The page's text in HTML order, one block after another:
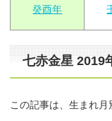
癸酉年
七赤金星 2019
この記事は、生まれ月